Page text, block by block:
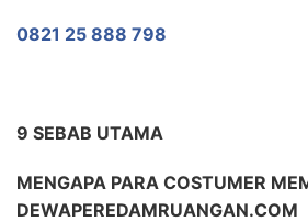
0821 25 888 798
9 SEBAB UTAMA
MENGAPA PARA COSTUMER
DEWAPEREDAMRUANGAN.COM